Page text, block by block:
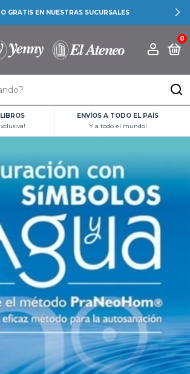
GRATIS EN NUESTRAS SUCURSALES
0
ENVÍOS A TODO EL PAÍS
Y a todo el mundo!